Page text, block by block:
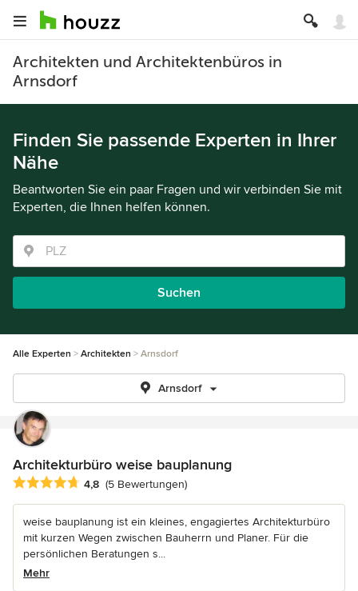
Architekten und Architektenbüros in
Arnsdorf
Finden Sie passende Experten in Ihrer
Nähe
Beantworten Sie ein paar Fragen und wir verbinden Sie mit
Experten, die Ihnen helfen können.
Suchen
Alle Experten Architekten Arnsdorf
Arnsdorf
Architekturbüro weise bauplanung
Durchschnittliche Bewertung: 4.8 von 5 Sternen
4,8 (5 Bewertungen)
weise bauplanung ist ein kleines, engagiertes Architekturbüro
mit kurzen Wegen zwischen Bauherrn und Planer. Für die
persönlichen Beratungen s...
Mehr